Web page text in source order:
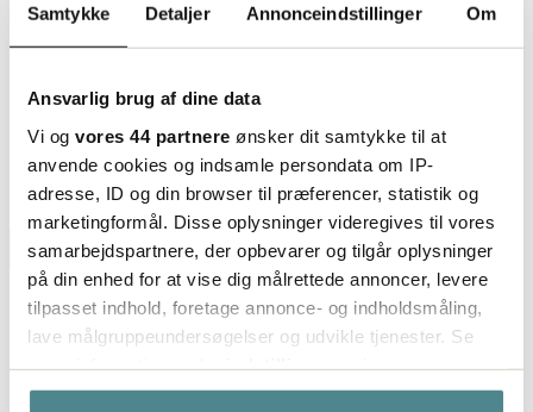
Samtykke Detaljer Annonceindstillinger Om
Ansvarlig brug af dine data
Vi og vores 44 partnere ønsker dit samtykke til at
anvende cookies og indsamle persondata om IP-
adresse, ID og din browser til præferencer, statistik og
marketingformål. Disse oplysninger videregives til vores
samarbejdspartnere, der opbevarer og tilgår oplysninger
på din enhed for at vise dig målrettede annoncer, levere
tilpasset indhold, foretage annonce- og indholdsmåling,
lave målgruppeundersøgelser og udvikle tjenester. Se
persondatapolitik. Du kan altid trække dit samtykke
Poselukkere lukker og samler effektivt forskellige
produkter såsom kabler, rør, poser, sække og
hænges op og fungerer også udendørs.
Vi tilbyder poselukkere i to varianter: Allplastik, som
holder komplet tæt ved lukning, og Twistties som er
forstærket med metaltråd. Vælg den lukkemetode,
der bedst passer til dit formål. Med vores sortiment
af lukkesystemer opfylder vi de fleste krav og ønsker
på markedet.
ifp -
fra 119.86 kr/ifp